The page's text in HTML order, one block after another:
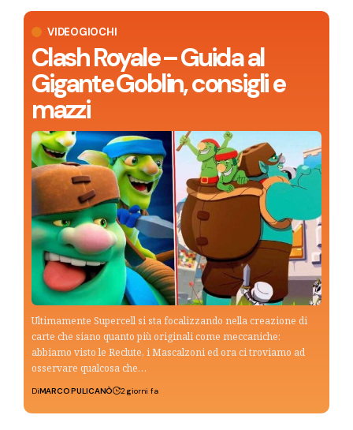
VIDEOGIOCHI
Clash Royale – Guida al
Gigante Goblin, consigli e
mazzi
Ultimamente Supercell si sta focalizzando nella creazione di
carte che siano quanto più originali come meccaniche:
abbiamo visto le Reclute, i Mascalzoni ed ora ci troviamo ad
osservare qualcosa che…
DiMARCO PULICANÒ 2 giorni fa